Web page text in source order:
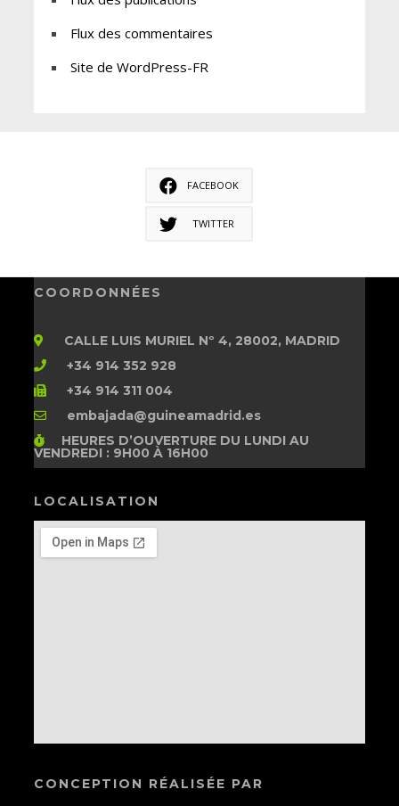
Flux des commentaires
Site de WordPress-FR
FACEBOOK
TWITTER
COORDONNÉES
CALLE LUIS MURIEL Nº 4, 28002, MADRID
+34 914 352 928
+34 914 311 004
embajada@guineamadrid.es
HEURES D’OUVERTUREDU LUNDI AU
VENDREDI : 9H00 À 16H00
LOCALISATION
CONCEPTION RÉALISÉE PAR